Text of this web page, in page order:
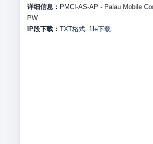
详细信息： PMCI-AS-AP - Palau Mobile
PW
IP段下载： TXT格式 file下载